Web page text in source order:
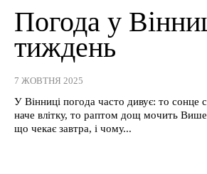
Погода у
тиждень
7 ЖОВТНЯ 2025
У Вінниці погода часто дивує: то сонце
наче влітку, то раптом дощ мочить
що чекає завтра, і чому...